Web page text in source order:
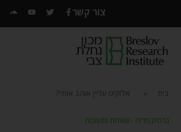
צור קשר
בית אלוקים עדיין אוהב אותי?
ברסלבפדיה - שאלות ותשובות